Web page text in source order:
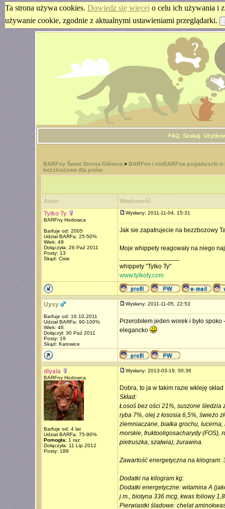
Ta strona używa cookies. Dowiedz się więcej o celu ich używania i
używanie cookie, zgodnie z aktualnymi ustawieniami przeglądarki.
FAQ Szukaj
BARFny Świat Strona Główna» BARFne i nieBARFne pogaduszki o
bezzbożowe dla psów
Autor Wiadomość
Tylko Ty
BARFny Hodowca
Barfuje od: 2005
Udział BARFa: 25-50%
Wiek: 49
Dołączyła: 26 Paź 2011
Posty: 13
Skąd: Cisie
Wysłany: 2011-11-04, 15:31
Jak sie zapatrujecie na bezzbozowy
Moje whippety reagowały na niego
whippety "Tylko Ty"
www.tylkoty.com
Uysy
Barfuje od: 16.10.2011
Udział BARFa: 90-100%
Wiek: 46
Dołączył: 30 Paź 2011
Posty: 19
Skąd: Katowice
Wysłany: 2011-11-05, 22:53
Przerobiłem jeden worek i było
elegancko
diyala
BARFny Hodowca
Barfuje od: 4 lat
Udział BARFa: 75-90%
Pomogła:1 raz
Dołączyła: 11 Lip 2012
Posty: 189
Wysłany: 2013-03-19, 00:36
Dobra, to ja w takim razie wkleję
Skład:
Łosoś bez ości 21%, suszone śledzia
ryba 7%, olej z łososia 6,5%, świeżo
ziemniaczane, białka grochu,
morskie, fruktooligosacharydy (FOS),
pietruszka, szałwia), żurawina.
Zawartość energetyczna na kilogram:
Dodatki na kilogram kg:
Dodatki energetyczne: witamina A
j.m., biotyna 336 mcg, kwas foliowy
Pierwiastki śladowe: chelat